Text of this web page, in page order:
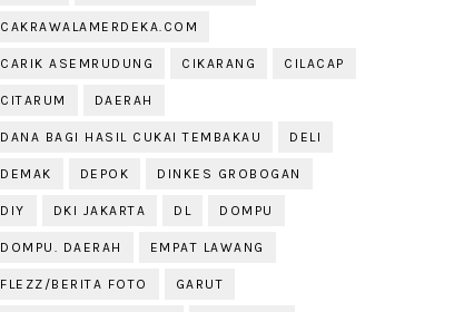
CAKRAWALAMERDEKA.COM
CARIK ASEMRUDUNG CIKARANG CILACAP
CITARUM DAERAH
DANA BAGI HASIL CUKAI TEMBAKAU DELI
DEMAK DEPOK DINKES GROBOGAN
DIY DKI JAKARTA DL DOMPU
DOMPU. DAERAH EMPAT LAWANG
FLEZZ/BERITA FOTO GARUT